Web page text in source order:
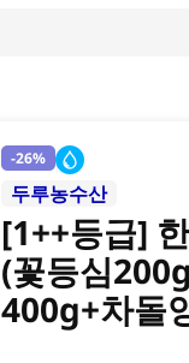
-26%
두루농수산
[1++등급]
(꽃등심
400g+차돌